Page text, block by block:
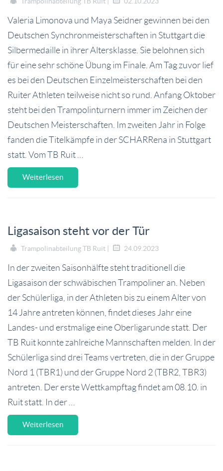
Valeria Limonova und Maya Seidner gewinnen bei den
Deutschen Synchronmeisterschaften in Stuttgart die
Silbermedaille in ihrer Altersklasse. Sie belohnen sich
für eine sehr schöne Übung im Finale. Am Tag zuvor lief
es bei den Deutschen Einzelmeisterschaften bei den
Ruiter Athleten teilweise nicht so rund. Anfang Oktober
steht bei den Trampolinturnern immer im Zeichen der
Deutschen Meisterschaften. Im zweiten Jahr in Folge
fanden die Titelkämpfe in der SCHARRena in Stuttgart
statt. Vom TB Ruit …
Weiterlesen
Ligasaison steht vor der Tür
Trampolinabteilung TB Ruit | 24.09.2023
In der zweiten Saisonhälfte steht traditionell die
Ligasaison der schwäbischen Trampoliner an. Neben
der Schülerliga, in der Athleten bis zu einem Alter von
14 Jahre antreten können, findet dieses Jahr eine
Landes- und erstmalige eine Oberligarunde statt. Der
TB Ruit konnte zahlreiche Mannschaften melden. In der
Schülerliga sind drei Teams vertreten, die in der Gruppe
Nord 1 (TBR1) und der Gruppe Nord 2 (TBR2, TBR3)
antreten. Der erste Wettkampftag findet am 08.10. in
Ruit statt. In der …
Weiterlesen